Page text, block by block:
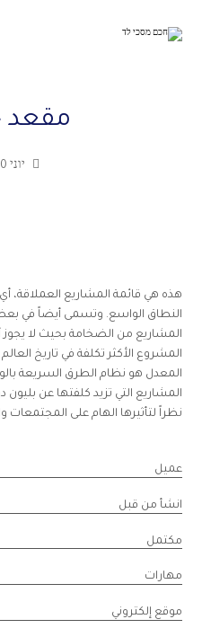
יוני 10, 2024
هذه هي قائمة المشاريع العملاقة،
النطاق الواسع. وتسمى أيضاً في
المشاريع من الضخامة بحيث لا يجوز
المشروع الأكثر تكلفة في تاريخ
المعدل هو نظام الطرق السريعة
المشاريع التي تزيد كلفتها عن بليون
نظراً لتأثيرها الهام على المجتمعات
عميل
انشأ من قبل
مكتمل
مهارات
موقع إلكتروني